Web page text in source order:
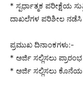
* ಸ್ಪರ್ಧಾತ್ಮಕ ಪರೀಕ್ಷೆಯ
ದಾಖಲೆಗಳ ಪರಿಶೀಲ ನಡೆಸಿ
ಪ್ರಮುಖ ದಿನಾಂಕಗಳು:-
* ಅರ್ಜಿ ಸಲ್ಲಿಸಲು
* ಅರ್ಜಿ ಸಲ್ಲಿಸಲು